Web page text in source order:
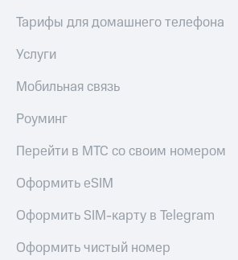
Еврооблигации-2023
именных
Регистратор
Контакты
деловая этика
Тарифы для домашнего телефона
Услуги
Мобильная связь
Роуминг
Перейти в МТС со своим номером
Оформить eSIM
Оформить SIM-карту в Telegram
Оформить чистый номер